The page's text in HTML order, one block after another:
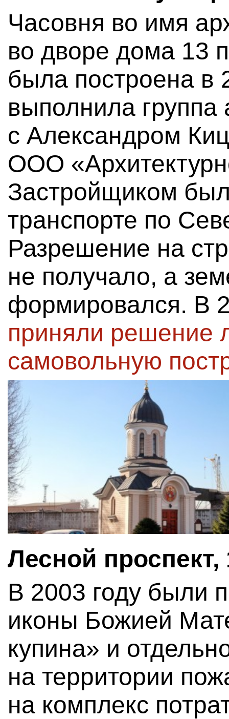
Часовня во имя
во дворе дома 13
была построена в
выполнила группа
с Александром
ООО
Застройщиком
транспорте по
Разрешение на
не получало, а
формировался. В
приняли решение
самовольную
Лесной проспект,
В 2003 году были
иконы Божией
купина» и
на территории
на комплекс